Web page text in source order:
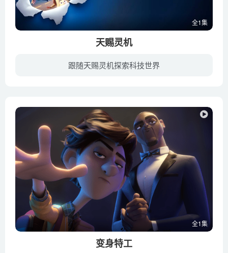
全1集
天赐灵机
跟随天赐灵机探索科技世界
全1集
变身特工